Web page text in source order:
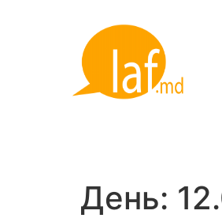
День: